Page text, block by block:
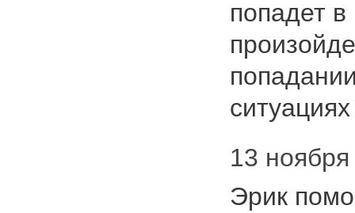
попадет
13
Эрик